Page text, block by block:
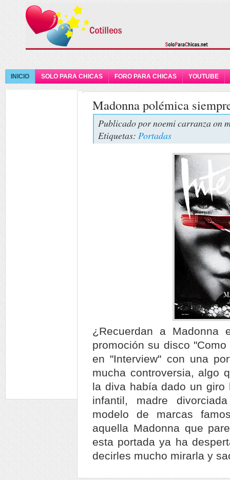
INICIO SOLO PARA CHICAS FORO PARA CHICAS YOUTUBE
Madonna polémica
Publicado pornoemi carranzaon
Etiquetas: Portadas
¿Recuerdan a Madonna
promoción su disco
en "Interview" con una
mucha controversia, algo
la diva había dado un
infantil, madre
modelo de marcas
aquella Madonna que
esta portada ya ha
decirles mucho mirarla y